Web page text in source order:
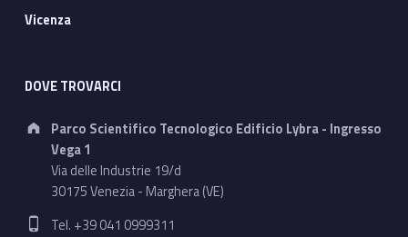
Vicenza
DOVE TROVARCI
Address:
Parco Scientifico Tecnologico Edificio Lybra - Ingresso
Vega 1
Via delle Industrie 19/d
30175 Venezia - Marghera (VE)
Phone number:
Tel. +39 041 0999311